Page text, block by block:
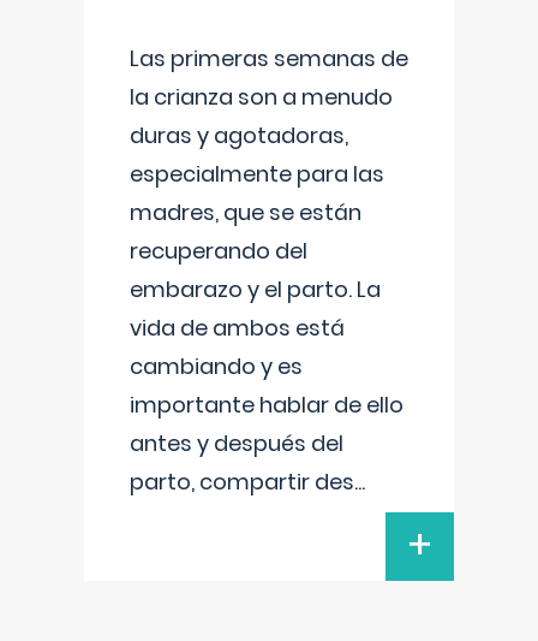
Las primeras semanas de
la crianza son a menudo
duras y agotadoras,
especialmente para las
madres, que se están
recuperando del
embarazo y el parto. La
vida de ambos está
cambiando y es
importante hablar de ello
antes y después del
parto, compartir des...
+